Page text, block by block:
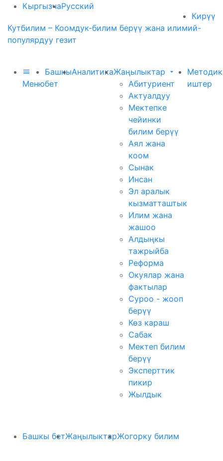
КыргызчаРусский
Кирүү
Кутбилим – Коомдук-билим берүү жана илимий-
популярдуу гезит
Меню
Башкы
бет
АналитикаЖаңылыктар
Абитуриент
Актуалдуу
Мектепке
чейинки
билим берүү
Аял жана
коом
Сынак
Инсан
Эл аралык
кызматташтык
Илим жана
жашоо
Алдыңкы
тажрыйба
Реформа
Окуялар жана
фактылар
Суроо - жооп
берүү
Көз караш
Сабак
Мектеп билим
берүү
Эксперттик
пикир
Жылдык
иштер
Башкы бетЖаңылыктарЖогорку билим